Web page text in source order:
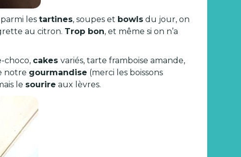
parmi lestartines, soupes et bowls du jour, on
au citron. Trop bon, et même si on n’a
choco, cakesvariés, tarte framboise amande,
notre gourmandise (merci les boissons
le sourire aux lèvres.